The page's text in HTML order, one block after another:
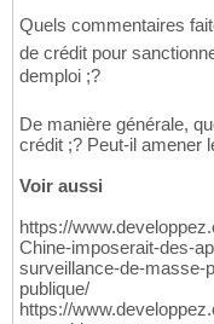
Quels commentaires
de crédit pour
demploi ;?
De manière générale,
crédit ;? Peut-il amener
Voir aussi
https://
Chine-imposerait-des-
surveillance-de-masse-
publique/
https://